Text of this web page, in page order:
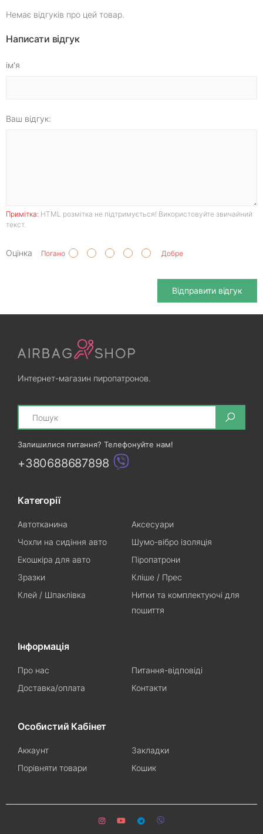
Немає відгуків про цей товар.
Написати відгук
ім'я
Ваш відгук:
Примітка: HTML розмітка не підтримується! Використовуйте звичайний
текст.
Оцінка Погано Добре
Відправити відгук
Интернет-магазин пиропатронов.
Search
Залишилися питання? Телефонуйте нам!
+380688687898
Категорії
Автотканина
Аксесуари
Чохли на сидіння авто
Шумо-вібро ізоляція
Екошкіра для авто
Піропатрони
Зразки
Кліше / Прес
Клей / Шпаклівка
Нитки та комплектуючі для
пошиття
Інформація
Про нас
Питання-відповіді
Доставка/оплата
Контакти
Особистий Кабінет
Аккаунт
Закладки
Порівняти товари
Кошик